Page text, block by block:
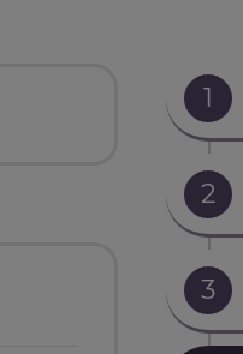
1
2
3